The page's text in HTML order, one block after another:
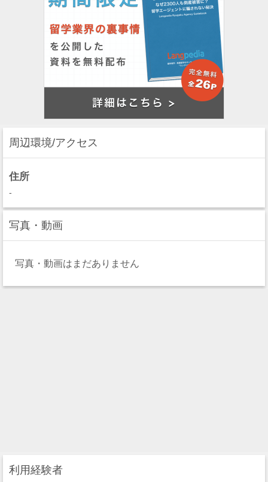
周辺環境/アクセス
住所
-
写真・動画
写真・動画はまだありません
利用経験者